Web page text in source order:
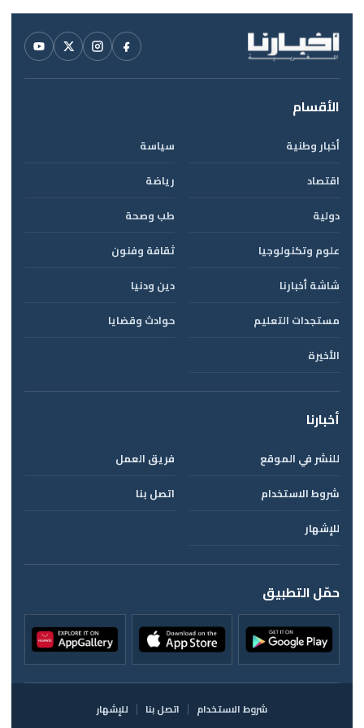
الأقسام
أخبار وطنية
سياسة
اقتصاد
رياضة
دولية
طب وصحة
علوم وتكنولوجيا
ثقافة وفنون
شاشة أخبارنا
دين ودنيا
مستجدات التعليم
حوادث وقضايا
الأخيرة
أخبارنا
للنشر في الموقع
فريق العمل
شروط الاستخدام
اتصل بنا
للإشهار
حمّل التطبيق
شروط الاستخدام اتصل بنا
للإشهار